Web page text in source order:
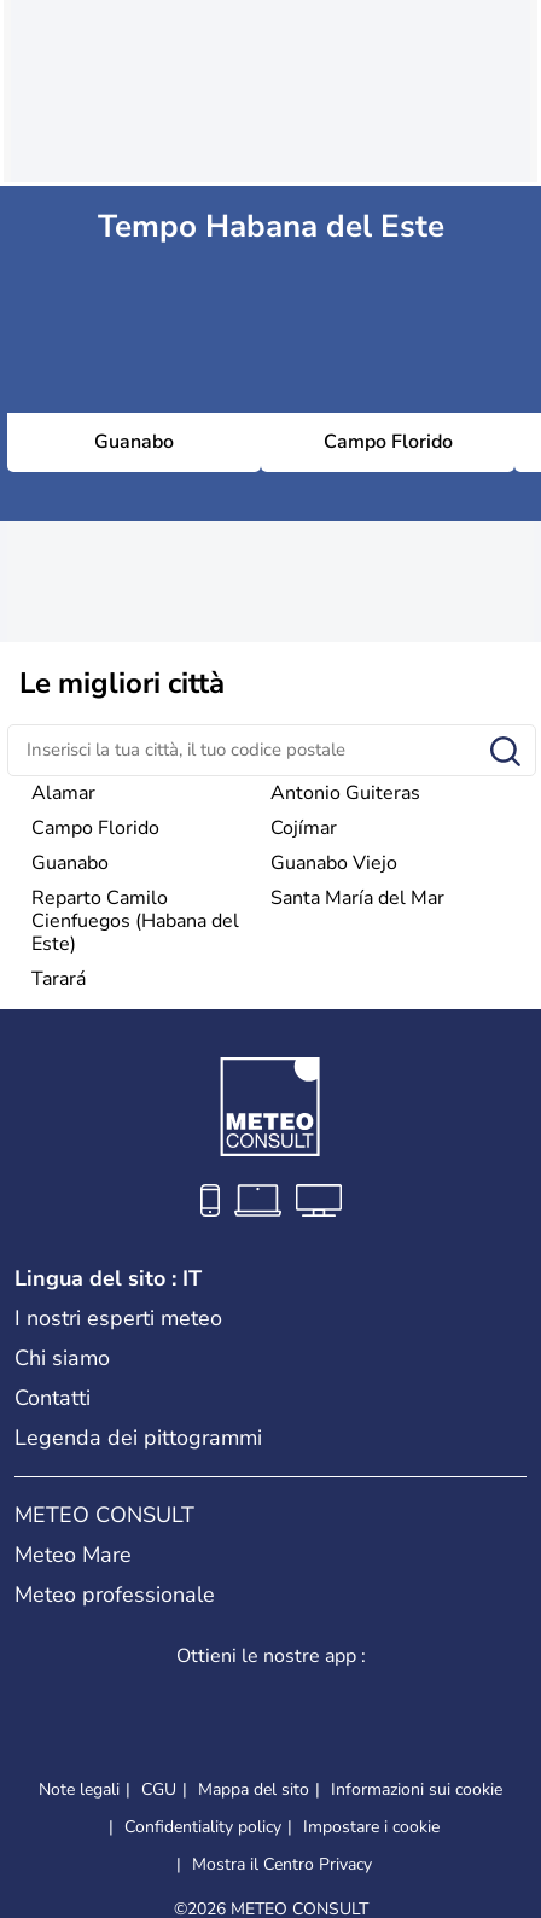
Tempo Habana del Este
Guanabo Campo Florido
Le migliori città
Alamar
Antonio Guiteras
Campo Florido
Cojímar
Guanabo
Guanabo Viejo
Reparto Camilo
Cienfuegos (Habana del
Este)
Santa María del Mar
Tarará
Lingua del sito : IT
I nostri esperti meteo
Chi siamo
Contatti
Legenda dei pittogrammi
METEO CONSULT
Meteo Mare
Meteo professionale
Ottieni le nostre app :
Note legali CGU Mappa del sito
Informazioni sui cookie
Confidentiality policy
Impostare i cookie
Mostra il Centro Privacy
©2026 METEO CONSULT